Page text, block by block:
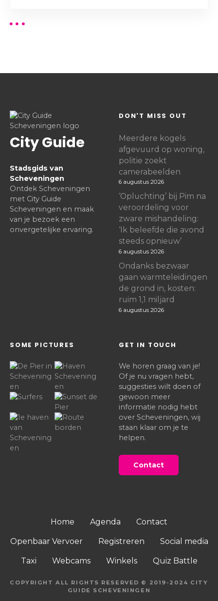
City Guide
Stadsgids van
Scheveningen
Ontdek Scheveningen
met City Guide
Scheveningen en maak
van je bezoek een
onvergetelijke ervaring.
DON'T MISS OUT
Meerdere kogels
afgevuurd op woning,
politie zoekt
camerabeelden
6 augustus 2026
‘Opluchting’ bij Pim na
veroordeling voor
zware mishandeling:
‘Ik beleefde die avond
steeds opnieuw’
6 augustus 2026
Ondanks bezwaar
gaan warmteleidingen
de grond in, kosten:
ruim 1,1 miljard
6 augustus 2026
SOME PICTURES GET IN TOUCH
We horen graag van je!
Of je nu vragen hebt,
suggesties wilt doen of
gewoon meer
informatie nodig hebt
over Scheveningen, wij
staan klaar om je te
helpen.
Contact
Home Agenda Contact
Openbaar Vervoer Registreren Social media
Taxi Webcams Winkels Quiz Battle
COPYRIGHT ALL RIGHTS RESERVED © 2019-2024 CITY
GUIDE SCHEVENINGEN